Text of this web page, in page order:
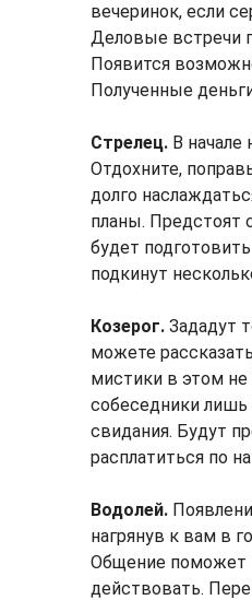
вечеринок, если
Деловые встречи
Появится
Полученные
Стрелец. В начале
Отдохните,
долго
планы. Предстоят
будет
подкинут
Козерог. Зададут
можете
мистики в этом
собеседники
свидания. Будут
расплатиться по
Водолей.
нагрянув к вам в
Общение поможет
действовать.